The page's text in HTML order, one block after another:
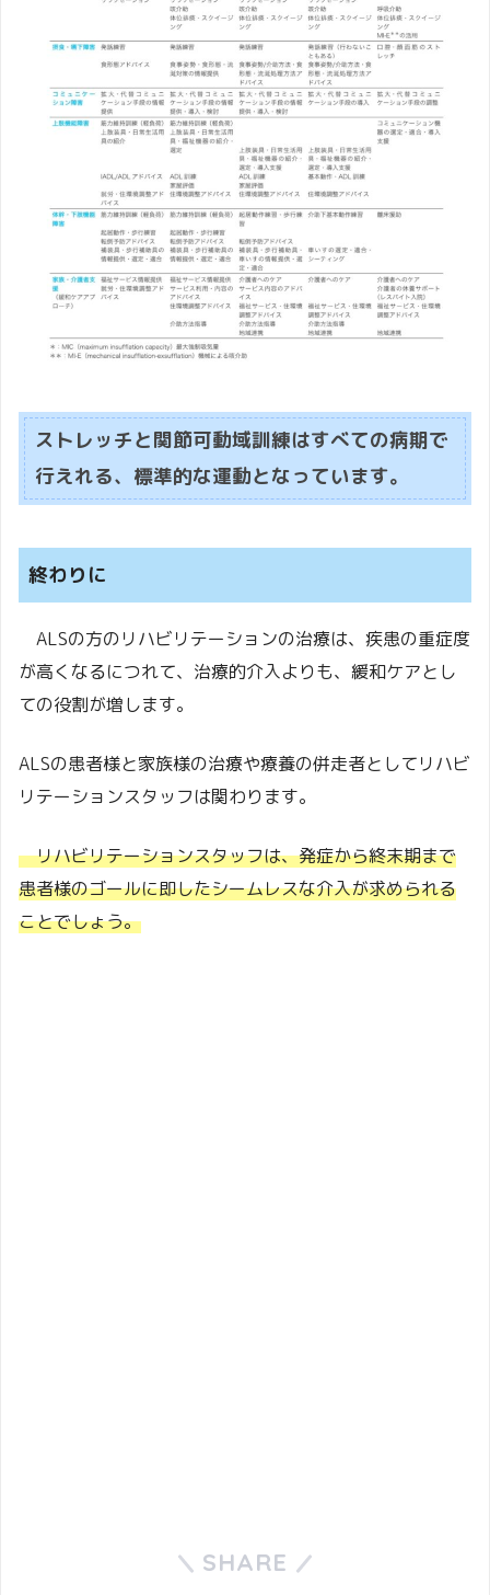
ストレッチと関節可動域訓練はすべての病期で
行えれる、標準的な運動となっています。
終わりに
ALSの方のリハビリテーションの治療は、疾患の重症度
が高くなるにつれて、治療的介入よりも、緩和ケアとし
ての役割が増します。
ALSの患者様と家族様の治療や療養の併走者としてリハビ
リテーションスタッフは関わります。
リハビリテーションスタッフは、発症から終末期まで
患者様のゴールに即したシームレスな介入が求められる
ことでしょう。
SHARE